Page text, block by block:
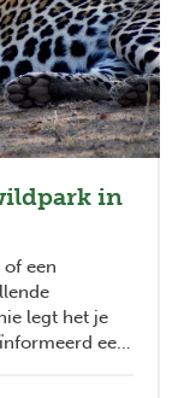
in
een
legt het je
een